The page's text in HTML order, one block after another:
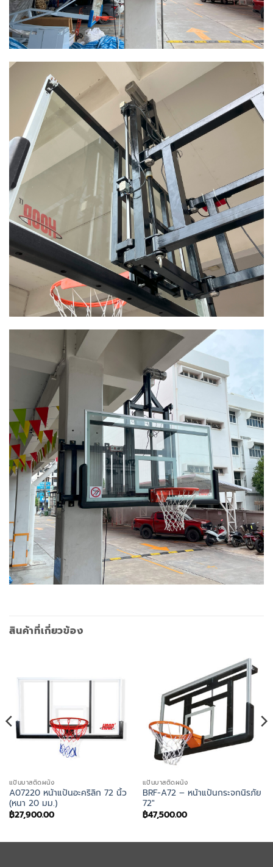
สินค้าที่เกี่ยวข้อง
แป้นบาสติดผนัง
A07220 หน้าแป้นอะคริลิก 72 นิ้ว
(หนา 20 มม.)
฿27,900.00
แป้นบาสติดผนัง
BRF-A72 – หน้าแป้นกระจกนิรภัย
72″
฿47,500.00